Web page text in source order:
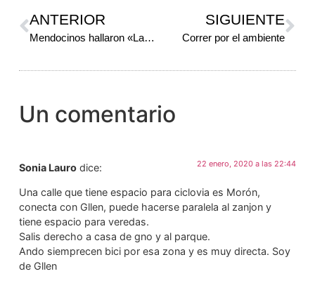
ANTERIOR
Mendocinos hallaron «La Paz»
SIGUIENTE
Correr por el ambiente
Un comentario
Sonia Lauro dice: 22 enero, 2020 a las 22:44
Una calle que tiene espacio para ciclovia es Morón,
conecta con Gllen, puede hacerse paralela al zanjon y
tiene espacio para veredas.
Salis derecho a casa de gno y al parque.
Ando siemprecen bici por esa zona y es muy directa. Soy
de Gllen